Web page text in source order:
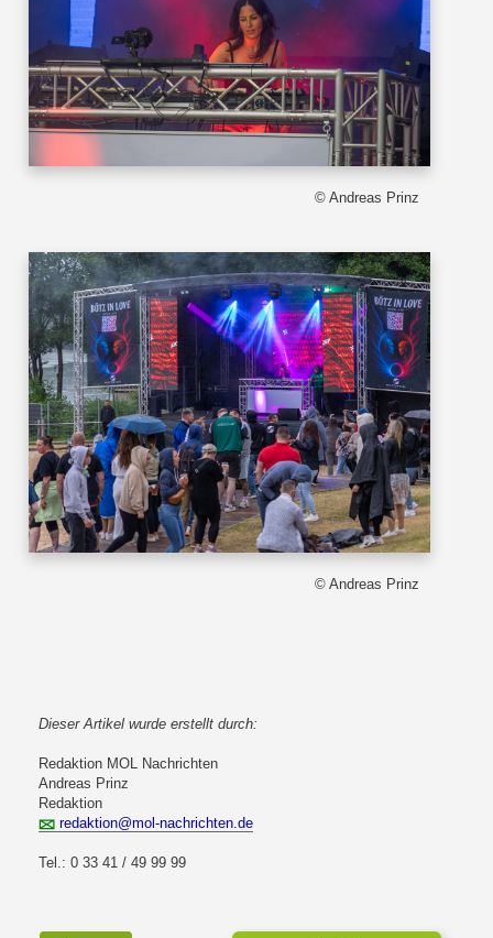
© Andreas Prinz
© Andreas Prinz
Dieser Artikel wurde erstellt durch:
Redaktion MOL Nachrichten
Andreas Prinz
Redaktion
redaktion@mol-nachrichten.de
Tel.: 0 33 41 / 49 99 99